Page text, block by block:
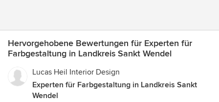
Hervorgehobene Bewertungen für Experten für
Farbgestaltung in Landkreis Sankt Wendel
Lucas Heil Interior Design
Experten für Farbgestaltung in Landkreis Sankt
Wendel